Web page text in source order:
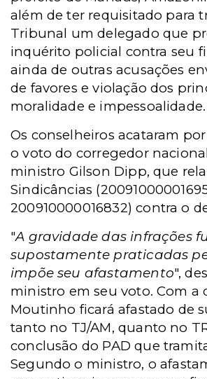
além de ter requisitado para
Tribunal um delegado que
inquérito policial contra seu
ainda de outras acusações
de favores e violação dos
moralidade e impessoalidade.
Os conselheiros acataram
o voto do corregedor
ministro Gilson Dipp, que
Sindicâncias
200910000016832) contra o
"A gravidade das infrações
supostamente praticadas
impõe seu afastamento",
ministro em seu voto. Com a
Moutinho ficará afastado de
tanto no TJ/AM, quanto no
conclusão do PAD que
Segundo o ministro, o